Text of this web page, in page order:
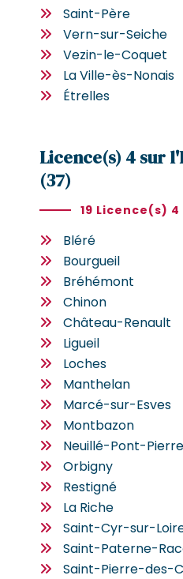
Saint-Père
Vern-sur-Seiche
Vezin-le-Coquet
La Ville-ès-Nonais
Étrelles
Licence(s) 4 sur
(37)
19 Licence(s)
Bléré
Bourgueil
Bréhémont
Chinon
Château-Renault
Ligueil
Loches
Manthelan
Marcé-sur-Esves
Montbazon
Neuillé-Pont-Pierre
Orbigny
Restigné
La Riche
Saint-Cyr-sur-
Saint-Paterne-
Saint-Pierre-des-